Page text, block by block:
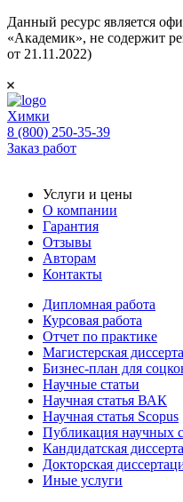
Данный ресурс является
«Академик», не содержит
от 21.11.2022)
Химки
8 (800) 250-35-39
Заказ работ
Услуги и цены
О компании
Гарантия
Отзывы
Авторам
Контакты
Дипломная работа
Курсовая работа
Отчет по практике
Магистерская
Бизнес-план для
Научные статьи
Научная статья ВАК
Научная статья Scopus
Публикация научных
Кандидатская
Докторская
Иные услуги